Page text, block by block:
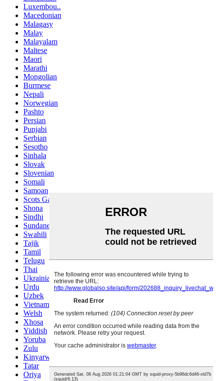
Luxembou..
Macedonian
Malagasy
Malay
Malayalam
Maltese
Maori
Marathi
Mongolian
Burmese
Nepali
Norwegian
Pashto
Persian
Punjabi
Serbian
Sesotho
Sinhala
Slovak
Slovenian
Somali
Samoan
Scots Gaelic
Shona
Sindhi
Sundanese
Swahili
Tajik
Tamil
Telugu
Thai
Ukrainian
Urdu
Uzbek
Vietnamese
Welsh
Xhosa
Yiddish
Yoruba
Zulu
Kinyarwanda
Tatar
Oriya